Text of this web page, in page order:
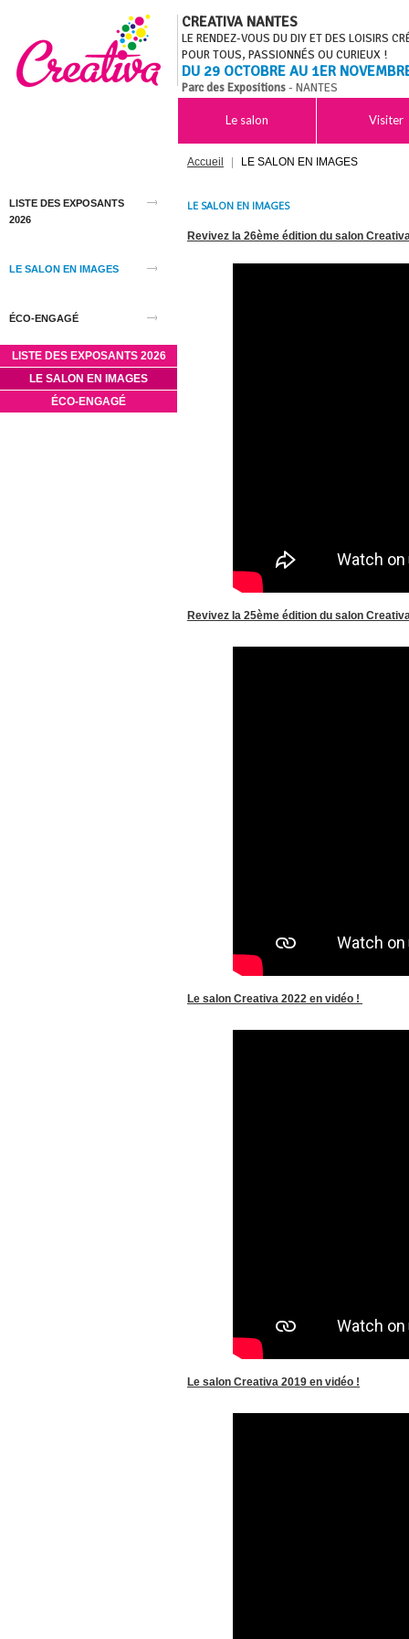
CREATIVA NANTES
LE RENDEZ-VOUS DU DIY ET DES LOISIRS
POUR TOUS, PASSIONNÉS OU CURIEUX !
DU 29 OCTOBRE AU 1ER
Parc des Expositions- NANTES
Le salon Visiter
LISTE DES EXPOSANTS
2026
LE SALON EN IMAGES
ÉCO-ENGAGÉ
LISTE DES EXPOSANTS 2026
LE SALON EN IMAGES
ÉCO-ENGAGÉ
Accueil LE SALON EN IMAGES
LE SALON EN IMAGES
Revivez la 26ème édition du salon
Revivez la 25ème édition du salon
Le salon Creativa 2022 en vidéo !
Le salon Creativa 2019 en vidéo !